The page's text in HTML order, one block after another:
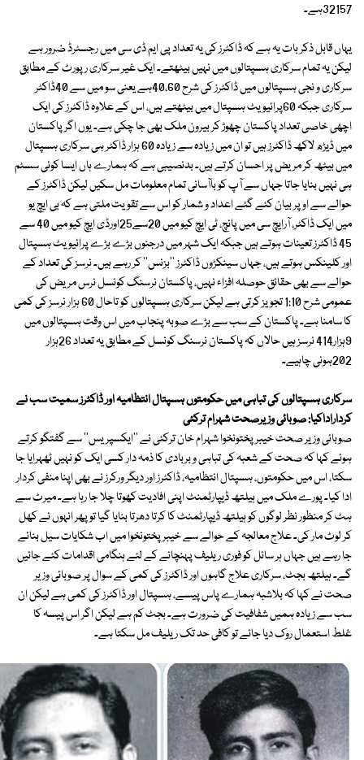
32157ہے۔
یہاں قابل ذکر بات یہ ہے کہ ڈاکٹرز کی یہ تعداد پی ایم ڈی سی میں رجسٹرڈ ضرور ہے
لیکن یہ تمام سرکاری ہسپتالوں میں نہیں بیٹھتے۔ ایک غیر سرکاری رپورٹ کے مطابق
سرکاری و نجی ہسپتالوں میں ڈاکٹرز کی شرح 40،60ہے یعنی سو میں سے 40ڈاکٹر
سرکاری جبکہ 60پرائیویٹ ہسپتال میں بیٹھتے ہیں، اس کے علاوہ ڈاکٹرز کی ایک
اچھی خاصی تعداد پاکستان چھوڑ کر بیرون ملک بھی جا چکی ہے۔ یوں اگر پاکستان
میں ڈیڑھ لاکھ ڈاکٹرز ہیں تو ان میں زیادہ سے زیادہ 60 ہزار ڈاکٹر ہی سرکاری ہسپتال
میں بیٹھ کر مریض پر احسان کرتے ہیں۔ بدنصیبی ہے کہ ہمارے ہاں ایسا کوئی سسٹم
ہی نہیں بنایا جاتا جہاں سے آپ کو باآسانی تمام معلومات مل سکیں لیکن ڈاکٹرز کے
حوالے سے اوپر بیان کئے گئے اعداد و شمار کو اس سے تقویت ملتی ہے کہ بی ایچ یو
میں ایک ڈاکٹر، آرایچ سی میں پانچ، ٹی ایچ کیو میں 20سے25اورڈی ایچ کیو میں 40 سے
45 ڈاکٹرز تعینات ہوتے ہیں جبکہ ایک شہر میں درجنوں بڑے بڑے پرائیویٹ ہسپتال
اور کلینکس ہوتے ہیں، جہاں سینکڑوں ڈاکٹرز ''بزنس'' کر رہے ہیں۔ نرسز کی تعداد کے
حوالے سے بھی حقائق حوصلہ افزاء نہیں، پاکستان نرسنگ کونسل نرس مریض کی
عمومی شرح 1:10 تجویز کرتی ہے لیکن سرکاری ہسپتالوں کو تاحال 60 ہزار نرسز کی کمی
کا سامنا ہے۔ پاکستان کے سب سے بڑے صوبہ پنجاب میں اس وقت ہسپتالوں میں
9ہزار414 نرسز ہیں حالاں کہ پاکستان نرسنگ کونسل کے مطابق یہ تعداد 26ہزار
202ہونی چاہیے۔
سرکاری ہسپتالوں کی تباہی میں حکومتوں ہسپتال انتظامیہ اور ڈاکٹرز سمیت سب نے
کرداراداکیا: صوبائی وزیرصحت شہرام ترکئی
صوبائی وزیر صحت خیبرپختونخوا شہرام خان ترکئی نے ''ایکسپریس'' سے گفتگو کرتے
ہوئے کہا کہ صحت کے شعبہ کی تباہی و بربادی کا ذمہ دار کسی ایک کو نہیں ٹھہرایا جا
سکتا، اس میں حکومتوں، ہسپتال انتظامیہ، ڈاکٹرز اور دیگر ورکرز نے بھی اپنا منفی کردار
ادا کیا۔ پورے ملک میں ہیلتھ ڈیپارٹمنٹ اپنی افادیت کھوتا چلا جا رہا ہے۔ میرٹ سے
ہٹ کر منظور نظر لوگوں کو ہیلتھ ڈیپارٹمنٹ کا کرتا دھرتا بنایا گیا تو پھر انہوں نے کھل
کر لوٹ مار کی۔ علاج معالجہ کے حوالے سے خیبرپختونخوا میں اب شکایات سیل بنائے
جا رہے ہیں جہاں ہر سائل کو فوری ریلیف پہنچانے کے لئے ہنگامی اقدامات کئے جائیں
گے۔ ہیلتھ بجٹ، سرکاری علاج گاہوں اور ڈاکٹرز کی کمی کے سوال پر صوبائی وزیر
صحت نے کہا کہ بلاشبہ ہمارے پاس پیسے، ہسپتال اور ڈاکٹرز کی کمی ہے لیکن ان
سب سے زیادہ ہمیں شفافیت کی ضرورت ہے۔ بجٹ کم ہے لیکن اگر اس پیسہ کا
غلط استعمال روک دیا جائے تو کافی حد تک ریلیف مل سکتا ہے۔